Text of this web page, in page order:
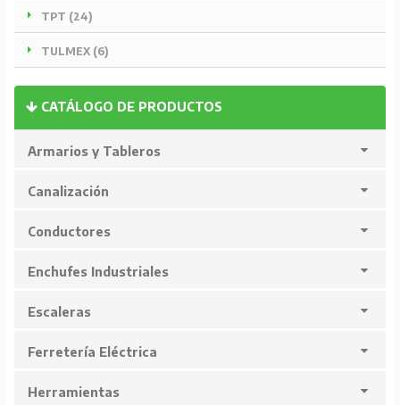
TPT (24)
TULMEX (6)
CATÁLOGO DE PRODUCTOS
Armarios y Tableros
Canalización
Conductores
Enchufes Industriales
Escaleras
Ferretería Eléctrica
Herramientas